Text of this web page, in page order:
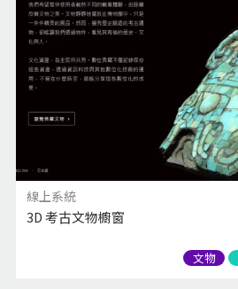
線上系統
3D 考古文物櫥窗
文物